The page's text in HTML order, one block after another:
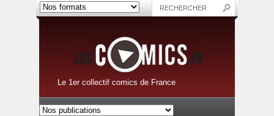
Le 1er collectif comics de France